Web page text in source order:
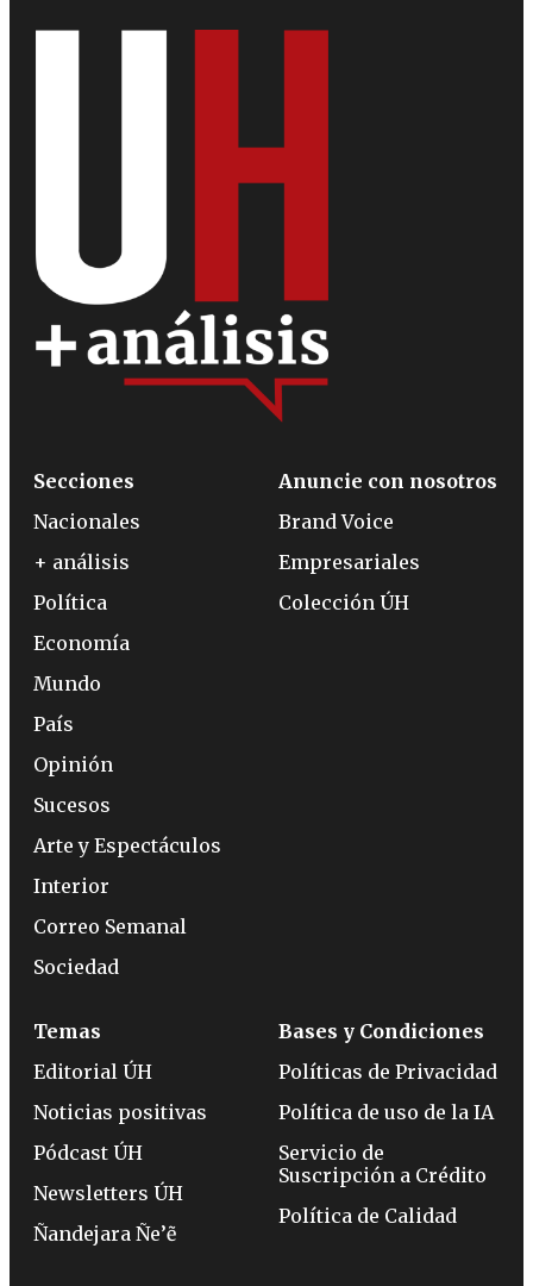
Secciones
Nacionales
+ análisis
Política
Economía
Mundo
País
Opinión
Sucesos
Arte y Espectáculos
Interior
Correo Semanal
Sociedad
Anuncie con nosotros
Brand Voice
Empresariales
Colección ÚH
Temas
Editorial ÚH
Noticias positivas
Pódcast ÚH
Newsletters ÚH
Ñandejara Ñe’ẽ
Bases y Condiciones
Políticas de Privacidad
Política de uso de la IA
Servicio de
Suscripción a Crédito
Política de Calidad